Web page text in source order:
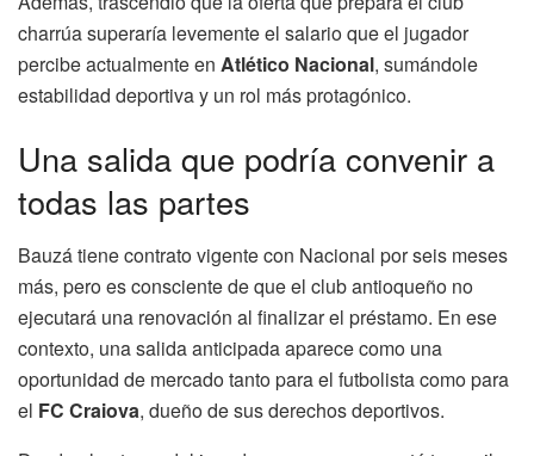
charrúa superaría levemente el salario que el jugador
percibe actualmente en Atlético Nacional, sumándole
estabilidad deportiva y un rol más protagónico.
Una salida que podría convenir a
todas las partes
Bauzá tiene contrato vigente con Nacional por seis meses
más, pero es consciente de que el club antioqueño no
ejecutará una renovación al finalizar el préstamo. En ese
contexto, una salida anticipada aparece como una
oportunidad de mercado tanto para el futbolista como para
el FC Craiova, dueño de sus derechos deportivos.